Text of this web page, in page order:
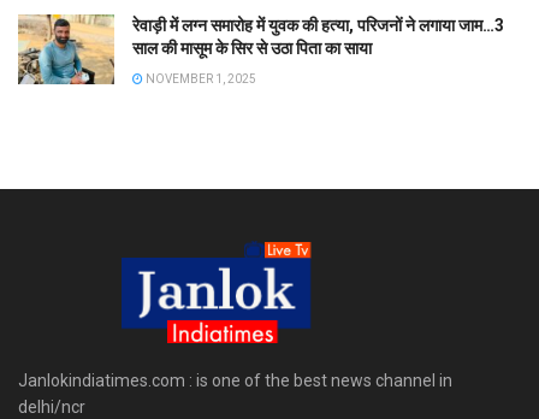
रेवाड़ी में लग्न समारोह में युवक की हत्या, परिजनों ने लगाया जाम…3
साल की मासूम के सिर से उठा पिता का साया
NOVEMBER 1, 2025
Janlokindiatimes.com : is one of the best news channel in
delhi/ncr